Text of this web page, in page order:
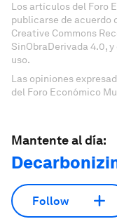
Los artículos del Foro
publicarse de acuerdo
Creative Commons
SinObraDerivada 4.0,
uso.
Las opiniones
del Foro Económico
Mantente al día:
Follow